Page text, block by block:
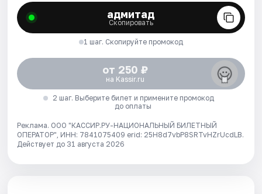
адмитад
Скопировать
1 шаг. Скопируйте промокод
от 250 ₽
на Kassir.ru
2 шаг. Выберите билет и примените промокод
до оплаты
Реклама. ООО "КАССИР.РУ-НАЦИОНАЛЬНЫЙ БИЛЕТНЫЙ
ОПЕРАТОР", ИНН: 7841075409 erid: 25H8d7vbP8SRTvHZrUcdLB.
Действует до 31 августа 2026